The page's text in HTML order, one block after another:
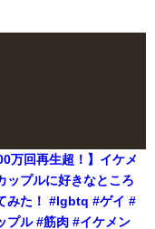
万回再生超！】イケメ
ップルに好きなところ
みた！ #lgbtq #ゲイ #
プル #筋肉 #イケメン